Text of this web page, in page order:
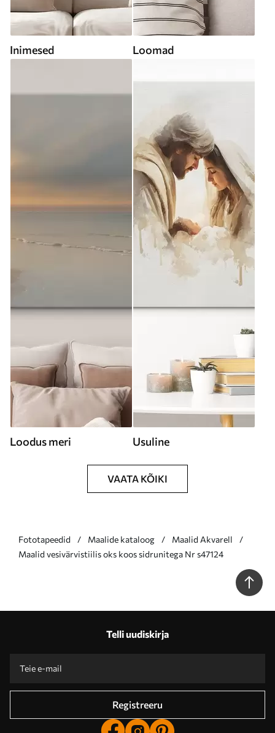
Inimesed Loomad
Loodus meri Usuline
VAATA KÕIKI
Fototapeedid Maalide kataloog
Maalid Akvarell
Maalid vesivärvistiilis oks koos sidrunitega Nr s47124
Telli uudiskirja
Registreeru